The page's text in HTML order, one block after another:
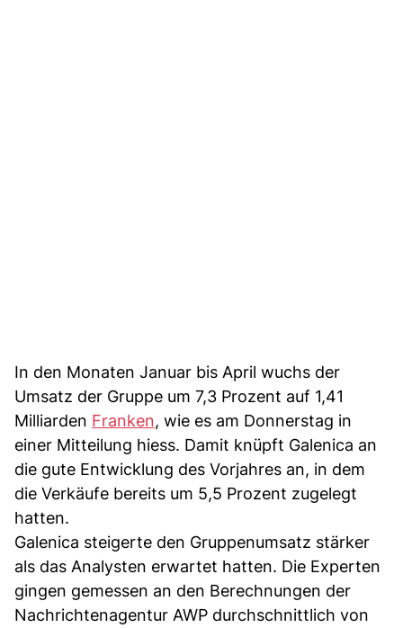
In den Monaten Januar bis April wuchs der
Umsatz der Gruppe um 7,3 Prozent auf 1,41
Milliarden Franken, wie es am Donnerstag in
einer Mitteilung hiess. Damit knüpft Galenica an
die gute Entwicklung des Vorjahres an, in dem
die Verkäufe bereits um 5,5 Prozent zugelegt
hatten.
Galenica steigerte den Gruppenumsatz stärker
als das Analysten erwartet hatten. Die Experten
gingen gemessen an den Berechnungen der
Nachrichtenagentur AWP durchschnittlich von